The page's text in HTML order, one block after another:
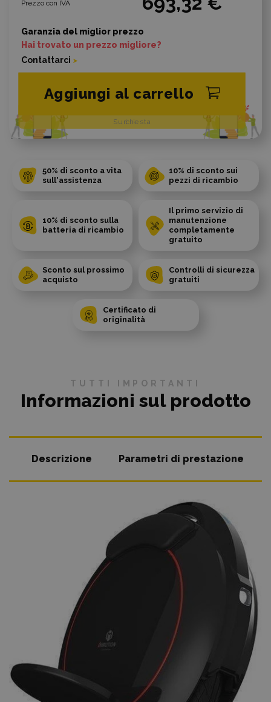
Prezzo con IVA
Su richiesta
Aggiungi al carrello
Garanzia del miglior prezzo
Hai trovato un prezzo migliore?
Contattarci
50% di sconto a vita
sull'assistenza
10% di sconto sui
pezzi di ricambio
10% di sconto sulla
batteria di ricambio
Il primo servizio di
manutenzione
completamente
gratuito
Sconto sul prossimo
acquisto
Controlli di sicurezza
gratuiti
Certificato di
originalità
TUTTI IMPORTANTI
Informazioni sul prodotto
Descrizione Parametri di prestazione